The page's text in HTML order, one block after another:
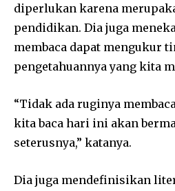
diperlukan karena
pendidikan. Dia juga
membaca dapat mengukur
pengetahuannya yang kita
“Tidak ada ruginya
kita baca hari ini akan
seterusnya,” katanya.
Dia juga mendefinisikan